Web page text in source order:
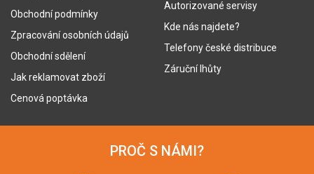
Obchodní podmínky
Zpracování osobních údajů
Obchodní sdělení
Jak reklamovat zboží
Cenová poptávka
Autorizované servisy
Kde nás najdete?
Telefony české distribuce
Záruční lhůty
PROČ S NÁMI?